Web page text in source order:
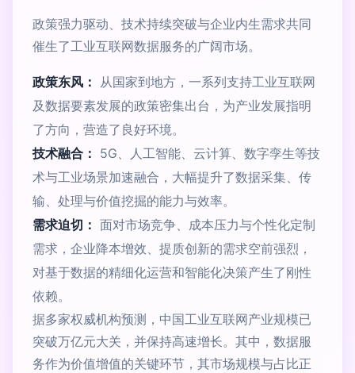
政策强力驱动、技术持续突破与企业内生需求共同
催生了工业互联网数据服务的广阔市场。
政策东风：
从国家到地方，一系列支持工业互联网
及数据要素发展的政策密集出台，为产业发展指明
了方向，营造了良好环境。
技术融合： 5G、人工智能、云计算、数字孪生等技
术与工业场景加速融合，大幅提升了数据采集、传
输、处理与价值挖掘的能力与效率。
需求迫切： 面对市场竞争、成本压力与个性化定制
需求，企业降本增效、提质创新的需求空前强烈，
对基于数据的精细化运营和智能化决策产生了刚性
依赖。
据多家权威机构预测，中国工业互联网产业规模已
突破万亿元大关，并保持高速增长。其中，数据服
务作为价值增值的关键环节，其市场规模与占比正